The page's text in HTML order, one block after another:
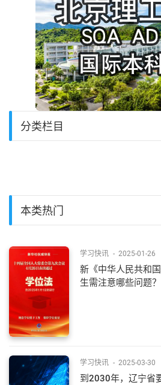
分类栏目
本类热门
学习快讯 - 2025-01-26
新《中华人民共和
生需注意哪些问题
学习快讯 - 2025-03-30
到2030年，辽宁省